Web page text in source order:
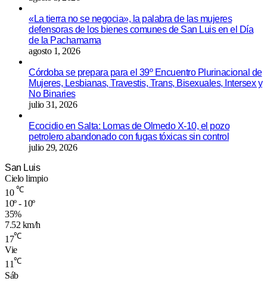
«La tierra no se negocia», la palabra de las mujeres
defensoras de los bienes comunes de San Luis en el Día
de la Pachamama
agosto 1, 2026
Córdoba se prepara para el 39º Encuentro Plurinacional de
Mujeres, Lesbianas, Travestis, Trans, Bisexuales, Intersex y
No Binaries
julio 31, 2026
Ecocidio en Salta: Lomas de Olmedo X-10, el pozo
petrolero abandonado con fugas tóxicas sin control
julio 29, 2026
San Luis
Cielo limpio
10 ℃
10º - 10º
35%
7.52 km/h
17℃
Vie
11℃
Sáb